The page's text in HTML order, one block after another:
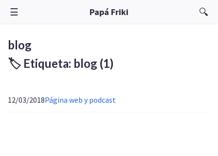
☰ Papá Friki 🔍
blog
🏷️ Etiqueta: blog (1)
12/03/2018Página web y podcast